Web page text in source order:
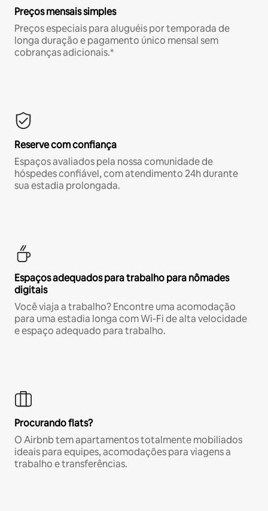
Preços mensais simples
Preços especiais para aluguéis por temporada de
longa duração e pagamento único mensal sem
cobranças adicionais.*
Reserve com confiança
Espaços avaliados pela nossa comunidade de
hóspedes confiável, com atendimento 24h durante
sua estadia prolongada.
Espaços adequados para trabalho para nômades
digitais
Você viaja a trabalho? Encontre uma acomodação
para uma estadia longa com Wi-Fi de alta velocidade
e espaço adequado para trabalho.
Procurando flats?
O Airbnb tem apartamentos totalmente mobiliados
ideais para equipes, acomodações para viagens a
trabalho e transferências.